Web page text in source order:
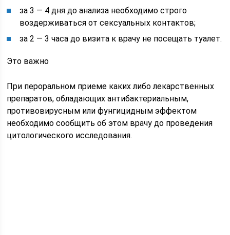
за 3 — 4 дня до анализа необходимо строго
воздерживаться от сексуальных контактов;
за 2 — 3 часа до визита к врачу не посещать туалет.
Это важно
При пероральном приеме каких либо лекарственных
препаратов, обладающих антибактериальным,
противовирусным или фунгицидным эффектом
необходимо сообщить об этом врачу до проведения
цитологического исследования.